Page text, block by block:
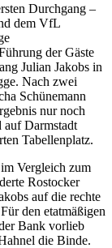
Durchgang –
dem VfL
der Gäste
Julian Jakobs in
Nach zwei
Schünemann
nur noch
auf Darmstadt
Tabellenplatz.
Vergleich zum
Rostocker
auf die rechte
den etatmäßigen
Bank vorlieb
die Binde.